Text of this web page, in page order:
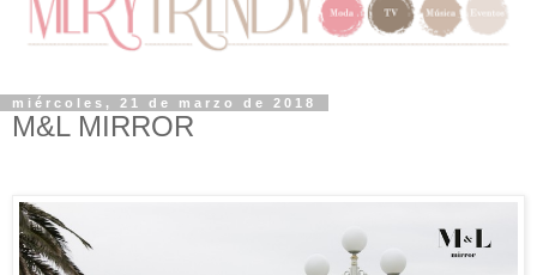
miércoles, 21 de marzo de 2018
M&L MIRROR